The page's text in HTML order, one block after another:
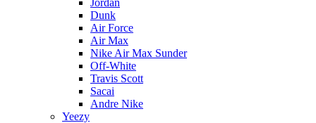
Jordan
Dunk
Air Force
Air Max
Nike Air Max Sunder
Off-White
Travis Scott
Sacai
Andre Nike
Yeezy